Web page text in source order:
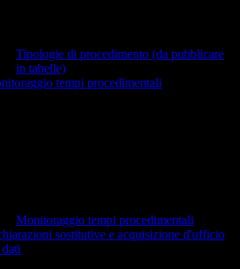
Tipologie di procedimento (da pubblicare
in tabelle)
tempi procedimentali
Monitoraggio tempi procedimentali
sostitutive e acquisizione d'ufficio